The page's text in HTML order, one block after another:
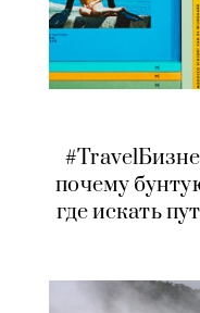
почему
где искать